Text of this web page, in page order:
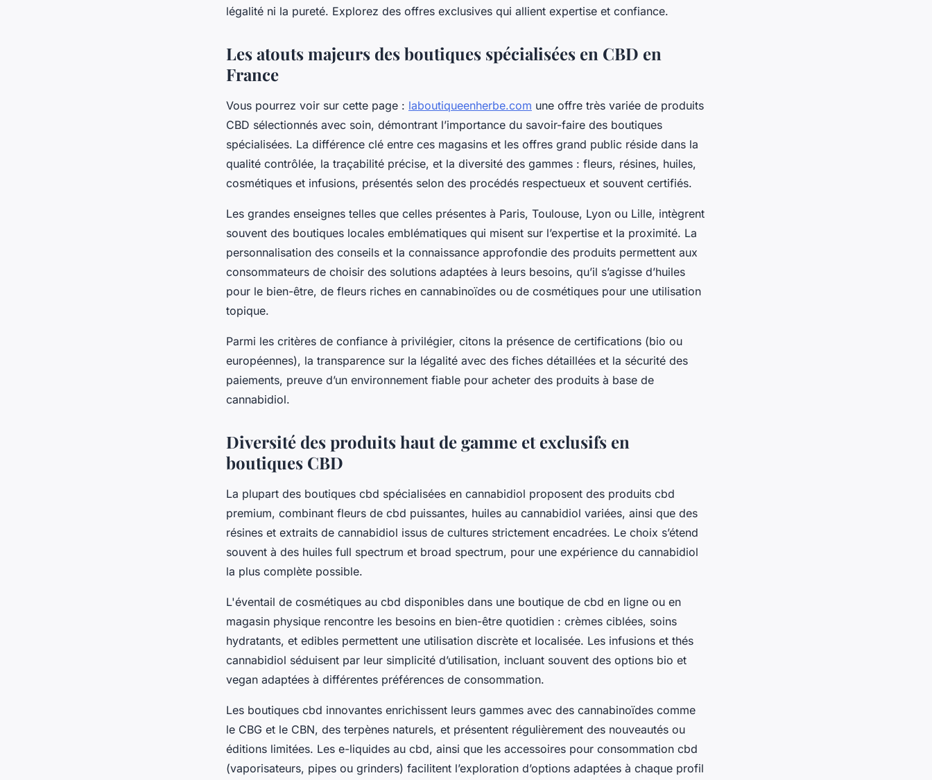
légalité ni la pureté. Explorez des offres exclusives qui allient expertise et confiance.
Les atouts majeurs des boutiques spécialisées en CBD en
France
Vous pourrez voir sur cette page : laboutiqueenherbe.com une offre très variée de produits
CBD sélectionnés avec soin, démontrant l’importance du savoir-faire des boutiques
spécialisées. La différence clé entre ces magasins et les offres grand public réside dans la
qualité contrôlée, la traçabilité précise, et la diversité des gammes : fleurs, résines, huiles,
cosmétiques et infusions, présentés selon des procédés respectueux et souvent certifiés.
Les grandes enseignes telles que celles présentes à Paris, Toulouse, Lyon ou Lille, intègrent
souvent des boutiques locales emblématiques qui misent sur l’expertise et la proximité. La
personnalisation des conseils et la connaissance approfondie des produits permettent aux
consommateurs de choisir des solutions adaptées à leurs besoins, qu’il s’agisse d’huiles
pour le bien-être, de fleurs riches en cannabinoïdes ou de cosmétiques pour une utilisation
topique.
Parmi les critères de confiance à privilégier, citons la présence de certifications (bio ou
européennes), la transparence sur la légalité avec des fiches détaillées et la sécurité des
paiements, preuve d’un environnement fiable pour acheter des produits à base de
cannabidiol.
Diversité des produits haut de gamme et exclusifs en
boutiques CBD
La plupart des boutiques cbd spécialisées en cannabidiol proposent des produits cbd
premium, combinant fleurs de cbd puissantes, huiles au cannabidiol variées, ainsi que des
résines et extraits de cannabidiol issus de cultures strictement encadrées. Le choix s’étend
souvent à des huiles full spectrum et broad spectrum, pour une expérience du cannabidiol
la plus complète possible.
L'éventail de cosmétiques au cbd disponibles dans une boutique de cbd en ligne ou en
magasin physique rencontre les besoins en bien-être quotidien : crèmes ciblées, soins
hydratants, et edibles permettent une utilisation discrète et localisée. Les infusions et thés
cannabidiol séduisent par leur simplicité d’utilisation, incluant souvent des options bio et
vegan adaptées à différentes préférences de consommation.
Les boutiques cbd innovantes enrichissent leurs gammes avec des cannabinoïdes comme
le CBG et le CBN, des terpènes naturels, et présentent régulièrement des nouveautés ou
éditions limitées. Les e-liquides au cbd, ainsi que les accessoires pour consommation cbd
(vaporisateurs, pipes ou grinders) facilitent l’exploration d’options adaptées à chaque profil